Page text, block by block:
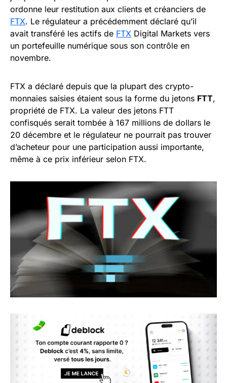
ordonne leur restitution aux clients et créanciers de
FTX. Le régulateur a précédemment déclaré qu’il
avait transféré les actifs de FTX Digital Markets vers
un portefeuille numérique sous son contrôle en
novembre.
FTX a déclaré depuis que la plupart des crypto-
monnaies saisies étaient sous la forme du jetons FTT,
propriété de FTX. La valeur des jetons FTT
confisqués serait tombée à 167 millions de dollars le
20 décembre et le régulateur ne pourrait pas trouver
d’acheteur pour une participation aussi importante,
même à ce prix inférieur selon FTX.